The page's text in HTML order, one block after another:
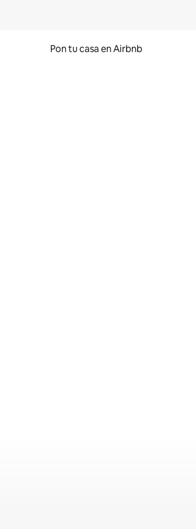
Pon tu casa en Airbnb